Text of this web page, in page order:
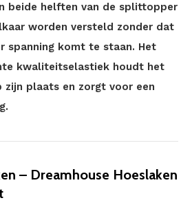
beide helften van de splittopper
worden versteld zonder dat
spanning komt te staan. Het
kwaliteitselastiek houdt het
zijn plaats en zorgt voor een
– Dreamhouse Hoeslaken